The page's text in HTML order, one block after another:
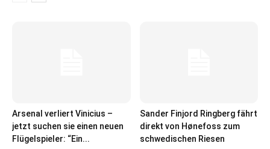
Arsenal verliert Vinicius –
jetzt suchen sie einen neuen
Flügelspieler: “Ein...
Sander Finjord Ringberg fährt
direkt von Hønefoss zum
schwedischen Riesen